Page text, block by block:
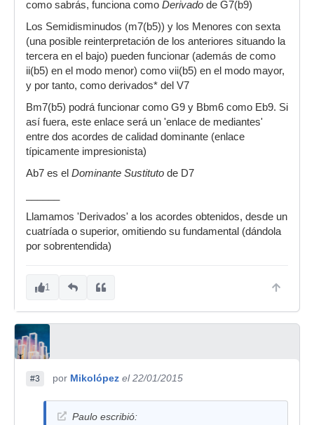
como sabrás, funciona como Derivado de G7(b9)
Los Semidisminudos (m7(b5)) y los Menores con sexta
(una posible reinterpretación de los anteriores situando la
tercera en el bajo) pueden funcionar (además de como
ii(b5) en el modo menor) como vii(b5) en el modo mayor,
y por tanto, como derivados* del V7
Bm7(b5) podrá funcionar como G9 y Bbm6 como Eb9. Si
así fuera, este enlace será un 'enlace de mediantes'
entre dos acordes de calidad dominante (enlace
típicamente impresionista)
Ab7 es el Dominante Sustituto de D7
Llamamos 'Derivados' a los acordes obtenidos, desde un
cuatríada o superior, omitiendo su fundamental (dándola
por sobrentendida)
1
#3 por Mikolópez el 22/01/2015
Paulo escribió: